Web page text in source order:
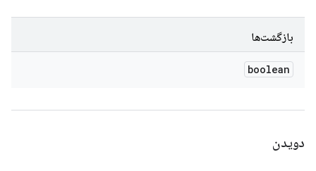
بازگشت‌ها
boolean
دویدن